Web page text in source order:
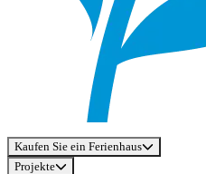
Kaufen Sie ein Ferienhaus
Projekte